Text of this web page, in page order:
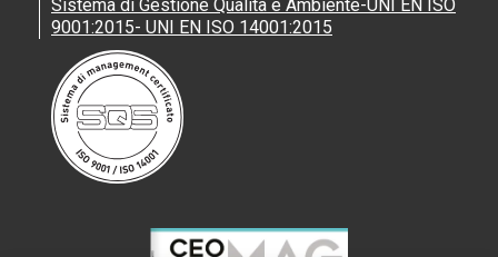
Sistema di Gestione Qualità e Ambiente-UNI EN ISO
9001:2015- UNI EN ISO 14001:2015